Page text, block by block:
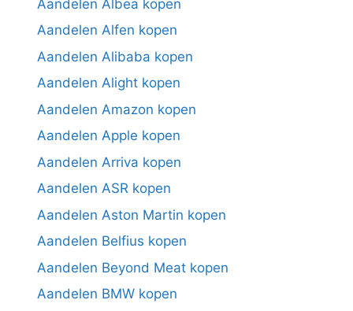
Aandelen Albea kopen
Aandelen Alfen kopen
Aandelen Alibaba kopen
Aandelen Alight kopen
Aandelen Amazon kopen
Aandelen Apple kopen
Aandelen Arriva kopen
Aandelen ASR kopen
Aandelen Aston Martin kopen
Aandelen Belfius kopen
Aandelen Beyond Meat kopen
Aandelen BMW kopen